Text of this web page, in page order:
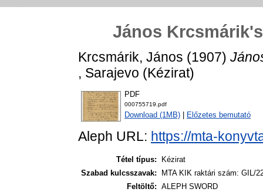
János
Krcsmárik, János (1907)
, Sarajevo (Kézirat)
PDF
000755719.pdf
Download (1MB) Előzetes bemutató
Aleph URL: https://mta-
Tétel típus:
Kézirat
Szabad kulcsszavak:
MTA KIK raktári szám: GIL/
Feltöltő: ALEPH SWORD